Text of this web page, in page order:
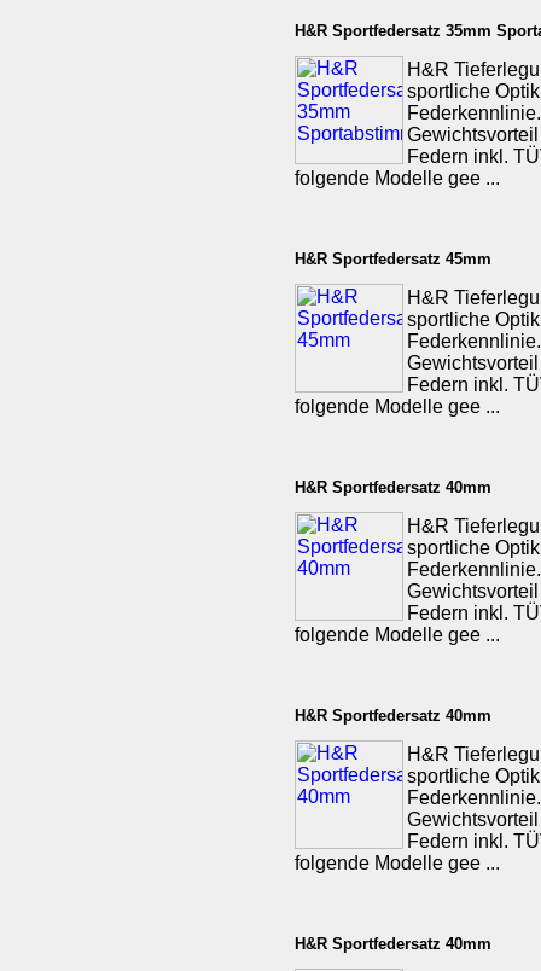
H&R Sportfedersatz 35mm
H&R
sportliche
Federn inkl.
folgende Modelle gee ...
H&R Sportfedersatz 45mm
H&R
sportliche
Federn inkl.
folgende Modelle gee ...
H&R Sportfedersatz 40mm
H&R
sportliche
Federn inkl.
folgende Modelle gee ...
H&R Sportfedersatz 40mm
H&R
sportliche
Federn inkl.
folgende Modelle gee ...
H&R Sportfedersatz 40mm